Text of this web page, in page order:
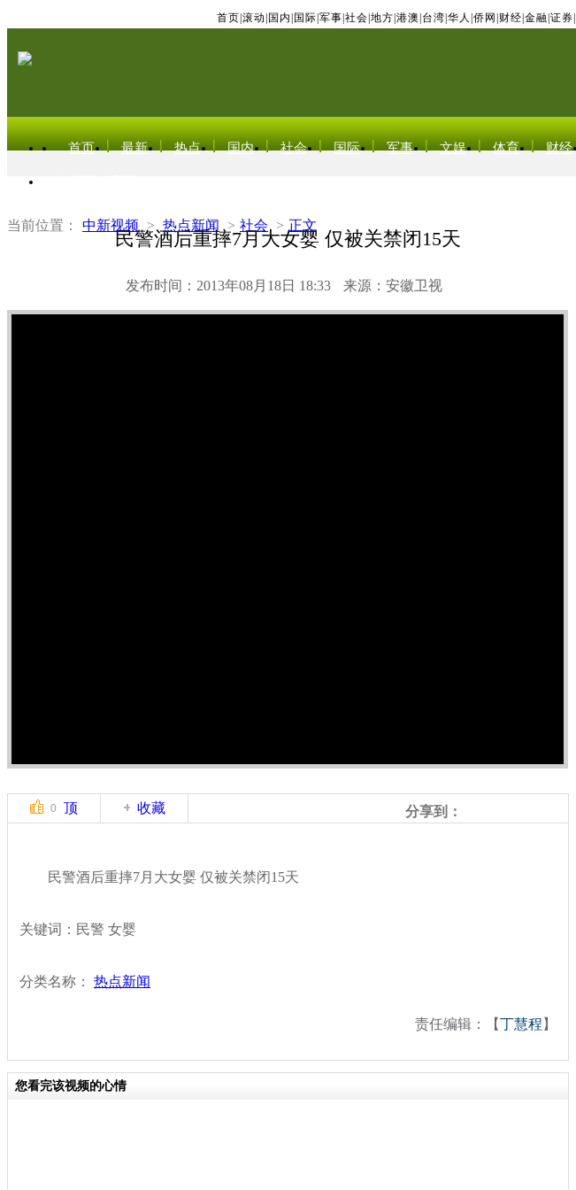
首页 滚动 国内 国际 军事 社会 地方 港澳 台湾 华人 侨网 财经 金融 证券
首页 最新 热点 国内 社会 国际 军事 文娱 体育 财经
当前位置： 中新视频 > 热点新闻 > 社会 > 正文
民警酒后重摔7月大女婴 仅被关禁闭15天
发布时间：2013年08月18日 18:33 来源：安徽卫视
0 顶 收藏 分享到：
民警酒后重摔7月大女婴 仅被关禁闭15天
关键词：民警 女婴
分类名称： 热点新闻
责任编辑：【丁慧程 】
您看完该视频的心情